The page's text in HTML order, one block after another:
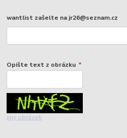
wantlist zašelte na jr26@seznam.cz
Opište text z obrázku *
jiný obrázek